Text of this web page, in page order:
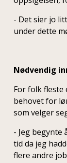
- Det sier jo
under dette
Nødvendig
For folk
behovet for
som velger
- Jeg begynte
tid da jeg
flere andre